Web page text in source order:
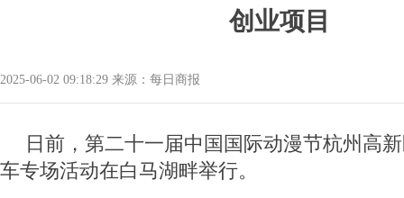
创业项目
2025-06-02 09:18:29 来源：每日商报
日前，第二十一届中国国际动漫节杭州高
车专场活动在白马湖畔举行。